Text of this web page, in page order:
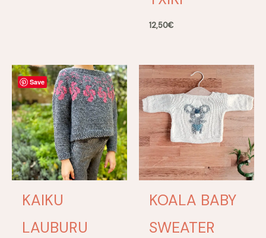
12,50€
KAIKU
LAUBURU
KOALA BABY
SWEATER
Save